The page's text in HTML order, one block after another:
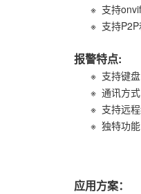
※ 支持onvif
※ 支持P2P
报警特点:
※ 支持键盘
※ 通讯方式
※ 支持远程
※ 独特功能
上下线报
可编程输
应用方案：